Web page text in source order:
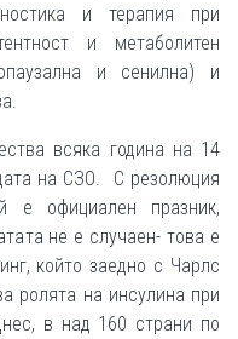
и терапия при
и метаболитен
и сенилна) и
всяка година на 14
на СЗО. С резолюция
официален празник,
не е случаен- това е
който заедно с Чарлс
ролята на инсулина при
в над 160 страни по